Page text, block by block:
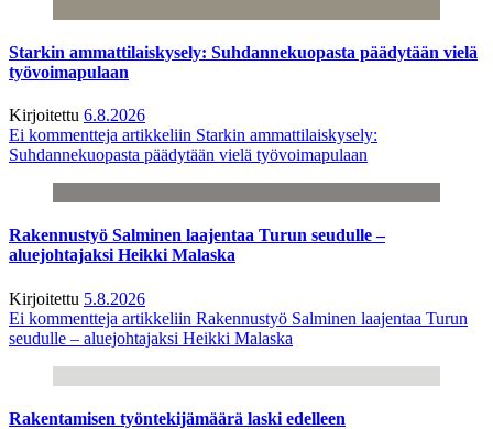
Starkin ammattilaiskysely: Suhdannekuopasta päädytään vielä
työvoimapulaan
Kirjoitettu 6.8.2026
Ei kommentteja artikkeliin Starkin ammattilaiskysely:
Suhdannekuopasta päädytään vielä työvoimapulaan
Rakennustyö Salminen laajentaa Turun seudulle –
aluejohtajaksi Heikki Malaska
Kirjoitettu 5.8.2026
Ei kommentteja artikkeliin Rakennustyö Salminen laajentaa Turun
seudulle – aluejohtajaksi Heikki Malaska
Rakentamisen työntekijämäärä laski edelleen